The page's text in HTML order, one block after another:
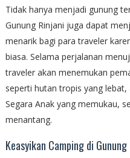
Tidak hanya menjadi gunung
Gunung Rinjani juga dapat
menarik bagi para traveler
biasa. Selama perjalanan
traveler akan menemukan
seperti hutan tropis yang
Segara Anak yang memukau,
menantang.
Keasyikan Camping di